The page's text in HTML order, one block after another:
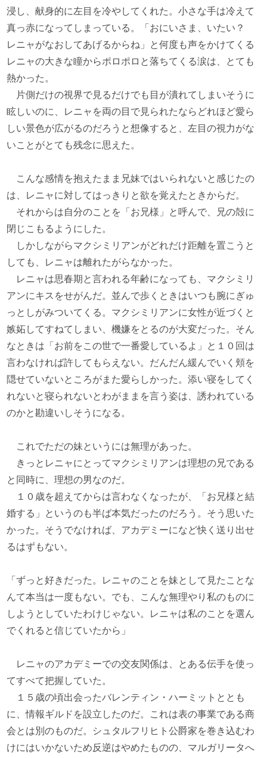
浸し、献身的に左目を冷やしてくれた。小さな手は冷えて
真っ赤になってしまっている。「おにいさま、いたい？
レニャがなおしてあげるからね」と何度も声をかけてくる
レニャの大きな瞳からポロポロと落ちてくる涙は、とても
熱かった。
片側だけの視界で見るだけでも目が潰れてしまいそうに
眩しいのに、レニャを両の目で見られたならどれほど愛ら
しい景色が広がるのだろうと想像すると、左目の視力がな
いことがとても残念に思えた。
こんな感情を抱えたまま兄妹ではいられないと感じたの
は、レニャに対してはっきりと欲を覚えたときからだ。
それからは自分のことを「お兄様」と呼んで、兄の殻に
閉じこもるようにした。
しかしながらマクシミリアンがどれだけ距離を置こうと
しても、レニャは離れたがらなかった。
レニャは思春期と言われる年齢になっても、マクシミリ
アンにキスをせがんだ。並んで歩くときはいつも腕にぎゅ
っとしがみついてくる。マクシミリアンに女性が近づくと
嫉妬してすねてしまい、機嫌をとるのが大変だった。そん
なときは「お前をこの世で一番愛しているよ」と１０回は
言わなければ許してもらえない。だんだん緩んでいく頬を
隠せていないところがまた愛らしかった。添い寝をしてく
れないと寝られないとわがままを言う姿は、誘われている
のかと勘違いしそうになる。
これでただの妹というには無理があった。
きっとレニャにとってマクシミリアンは理想の兄である
と同時に、理想の男なのだ。
１０歳を超えてからは言わなくなったが、「お兄様と結
婚する」というのも半ば本気だったのだろう。そう思いた
かった。そうでなければ、アカデミーになど快く送り出せ
るはずもない。
「ずっと好きだった。レニャのことを妹として見たことな
んて本当は一度もない。でも、こんな無理やり私のものに
しようとしていたわけじゃない。レニャは私のことを選ん
でくれると信じていたから」
レニャのアカデミーでの交友関係は、とある伝手を使っ
てすべて把握していた。
１５歳の頃出会ったバレンティン・ハーミットととも
に、情報ギルドを設立したのだ。これは表の事業である商
会とは別のものだ。シュタルフリヒト公爵家を巻き込むわ
けにはいかないため反逆はやめたものの、マルガリータへ